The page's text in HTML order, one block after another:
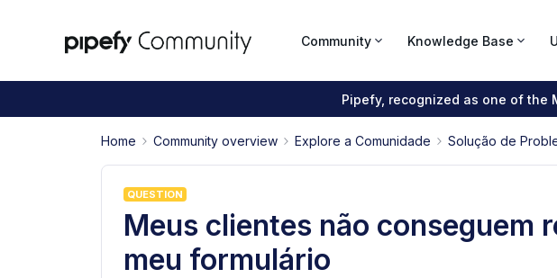
Community Knowledge Base
Pipefy, recognized as one of the
Home Community overview Explore a Comunidade Solução de
QUESTION
Meus clientes não conseguem
meu formulário